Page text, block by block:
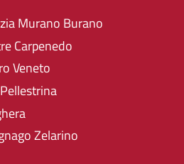
Murano Burano
Carpenedo
Veneto
Pellestrina
Zelarino